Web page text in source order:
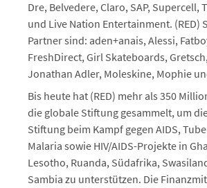
Dre, Belvedere, Claro, SAP, Supercell,
und Live Nation Entertainment. (RED)
Partner sind: aden+anais, Alessi,
FreshDirect, Girl Skateboards,
Jonathan Adler, Moleskine, Mophie
Bis heute hat (RED) mehr als 350
die globale Stiftung gesammelt, um
Stiftung beim Kampf gegen AIDS,
Malaria sowie HIV/AIDS-Projekte in
Lesotho, Ruanda, Südafrika,
Sambia zu unterstützen. Die